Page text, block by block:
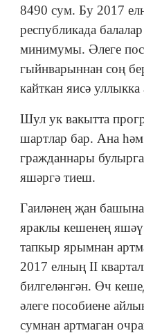
8490 сум. Бу 2017
республикада
минимумы. Әлеге
гыйнварыннан соң
кайткан яисә уллыкка
Шул ук вакытта
шартлар бар. Ана
гражданнары
яшәргә тиеш.
Гаиләнең җан
яраклы кешенең
тапкыр ярымнан
2017 елның II
билгеләнгән. Өч
әлеге пособиене
сумнан артмаган